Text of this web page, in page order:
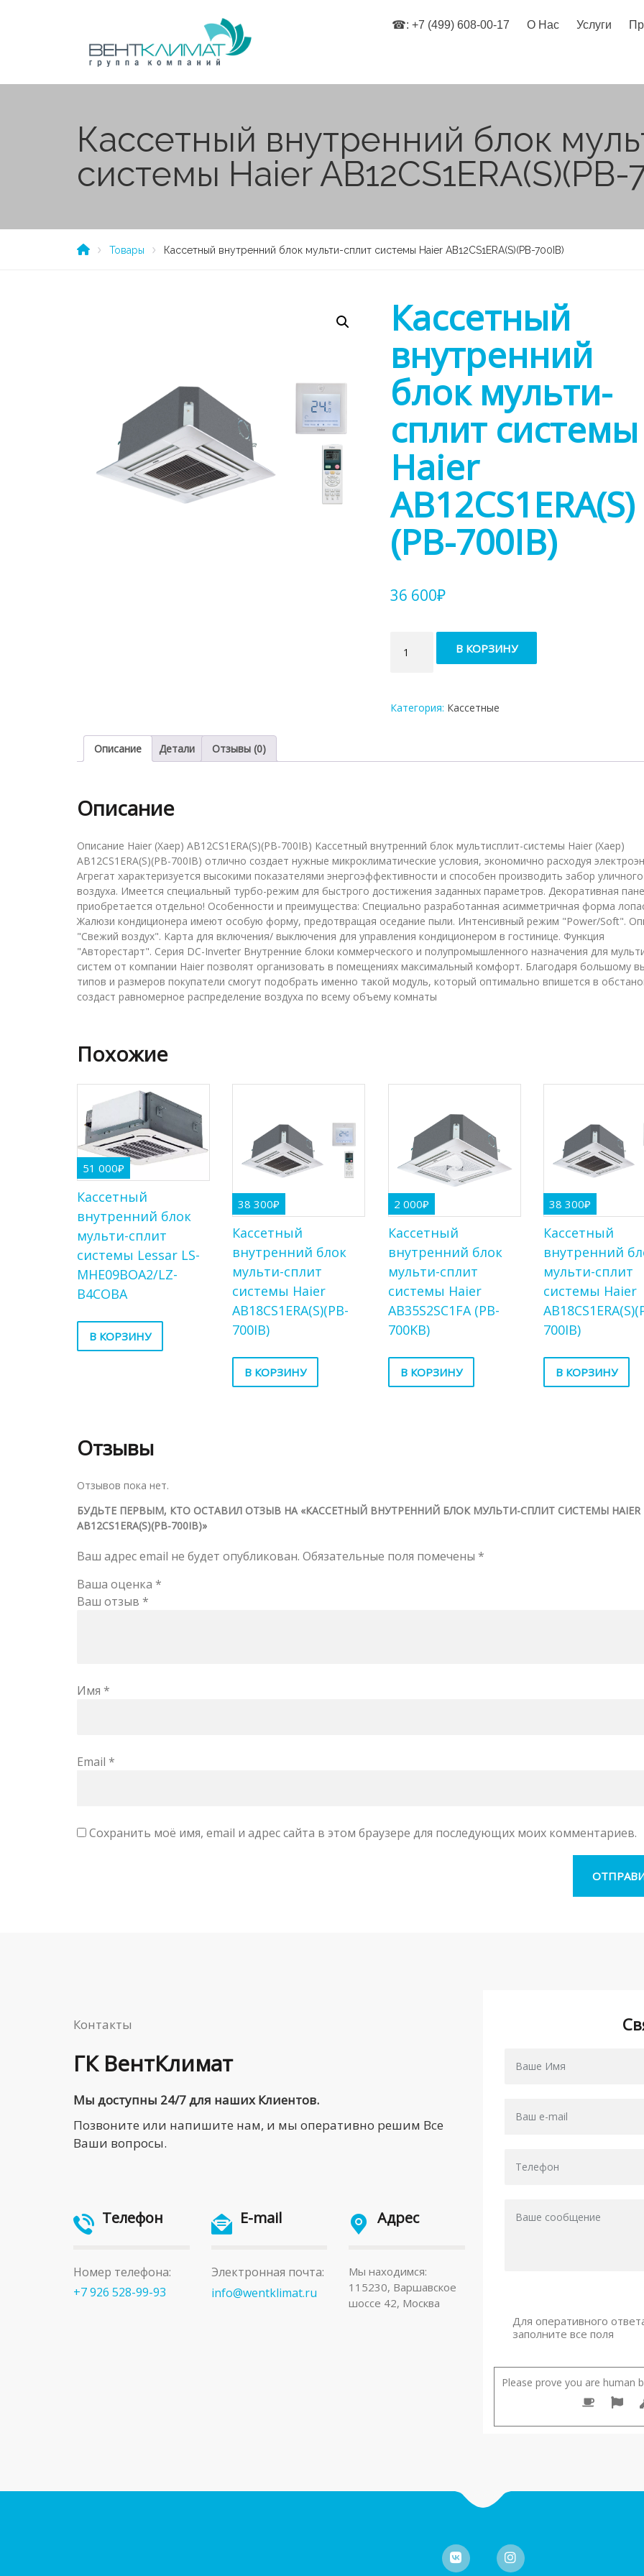
☎: +7 (499) 608-00-17 О Нас Услуги
Кассетный внутренний блок
системы Haier AB12CS1ERA(S)(PB-
Товары Кассетный внутренний блок мульти-сплит системы Haier AB12CS1ERA(S)(PB-700IB)
Кассетный
внутренний
блок мульти-
сплит системы
Haier
AB12CS1ERA(S)
(PB-700IB)
36 600₽
товара
Кассетный
мульти-
Haier
В КОРЗИНУ
Категория: Кассетные
Описание Детали Отзывы (0)
Описание
Описание Haier (Хаер) AB12CS1ERA(S)(PB-700IB) Кассетный внутренний блок мультисплит-системы Haier (Хаер)
AB12CS1ERA(S)(PB-700IB) отлично создает нужные микроклиматические условия, экономично расходуя
Агрегат характеризуется высокими показателями энергоэффективности и способен производить забор уличного
воздуха. Имеется специальный турбо-режим для быстрого достижения заданных параметров. Декоративная
приобретается отдельно! Особенности и преимущества: Специально разработанная асимметричная форма
Жалюзи кондиционера имеют особую форму, предотвращая оседание пыли. Интенсивный режим "Power/Soft".
"Свежий воздух". Карта для включения/ выключения для управления кондиционером в гостинице. Функция
"Авторестарт". Серия DC-Inverter Внутренние блоки коммерческого и полупромышленного назначения для
систем от компании Haier позволят организовать в помещениях максимальный комфорт. Благодаря большому
типов и размеров покупатели смогут подобрать именно такой модуль, который оптимально впишется в
создаст равномерное распределение воздуха по всему объему комнаты
Похожие
51 000₽
Кассетный
внутренний блок
мульти-сплит
системы Lessar LS-
MHE09BOA2/LZ-
B4COBA
В КОРЗИНУ
38 300₽
Кассетный
внутренний блок
мульти-сплит
системы Haier
AB18CS1ERA(S)(PB-
700IB)
В КОРЗИНУ
2 000₽
Кассетный
внутренний блок
мульти-сплит
системы Haier
AB35S2SC1FA (PB-
700KB)
В КОРЗИНУ
38 300₽
Кассетный
внутренний
мульти-сплит
системы Haier
700IB)
В КОРЗИНУ
Отзывы
Отзывов пока нет.
БУДЬТЕ ПЕРВЫМ, КТО ОСТАВИЛ ОТЗЫВ НА «КАССЕТНЫЙ ВНУТРЕННИЙ БЛОК МУЛЬТИ-СПЛИТ СИСТЕМЫ HAIER
AB12CS1ERA(S)(PB-700IB)»
Ваш адрес email не будет опубликован. Обязательные поля помечены *
Ваша оценка *
Ваш отзыв *
Имя *
Email *
Сохранить моё имя, email и адрес сайта в этом браузере для последующих моих комментариев.
Контакты
ГК ВентКлимат
Мы доступны 24/7 для наших Клиентов.
Позвоните или напишите нам, и мы оперативно решим Все
Ваши вопросы.
Телефон
Номер телефона:
+7 926 528-99-93
E-mail
Электронная почта:
info@wentklimat.ru
Адрес
Мы находимся:
115230, Варшавское
шоссе 42, Москва
Для оперативного
заполните все поля
Please prove you are human